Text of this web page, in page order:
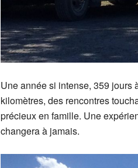
Une année si intense, 359 jours
kilomètres, des rencontres
précieux en famille. Une
changera à jamais.